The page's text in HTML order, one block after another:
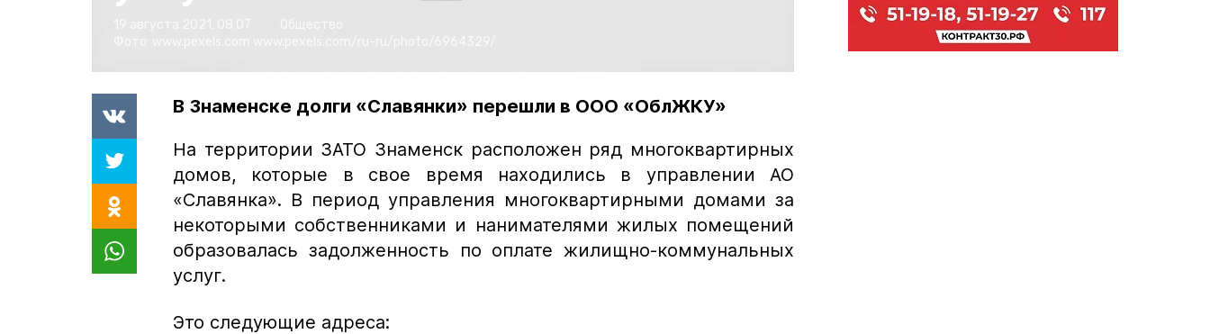
В Знаменске долги «Славянки» перешли в ООО «ОблЖКУ»
На территории ЗАТО Знаменск расположен ряд многоквартирных
домов, которые в свое время находились в управлении АО
«Славянка». В период управления многоквартирными домами за
некоторыми собственниками и нанимателями жилых помещений
образовалась задолженность по оплате жилищно-коммунальных
услуг.
Это следующие адреса: